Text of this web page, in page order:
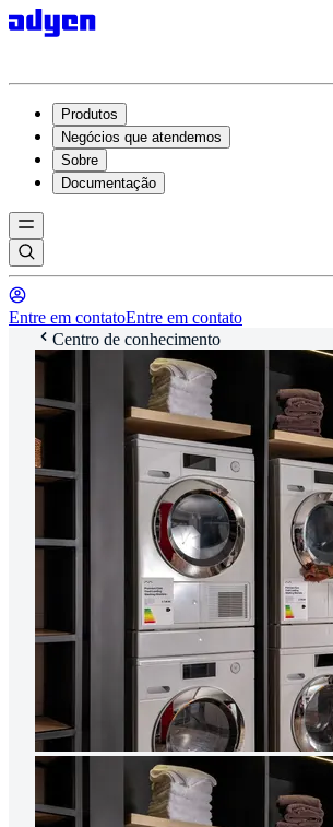
Produtos
Negócios que atendemos
Sobre
Documentação
Entre em contatoEntre em contato
Centro de conhecimento